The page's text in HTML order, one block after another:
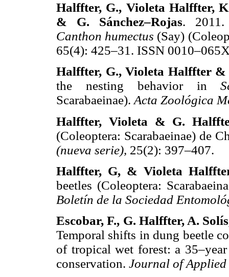
Halffter, G., Violeta Halffter,
& G. Sánchez–Rojas. 2011.
Canthon humectus (Say)
65(4): 425–31. ISSN
Halffter, G., Violeta Halffter
the nesting behavior in
Scarabaeinae).Acta Zoológica
Halffter, Violeta & G.
(Coleoptera: Scarabaeinae) de
(nueva serie), 25(2): 397–407.
Halffter, G, & Violeta
beetles (Coleoptera:
Boletín de la Sociedad
Escobar, F., G. Halffter, A.
Temporal shifts in dung beetle
of tropical wet forest: a
conservation. Journal of Applied